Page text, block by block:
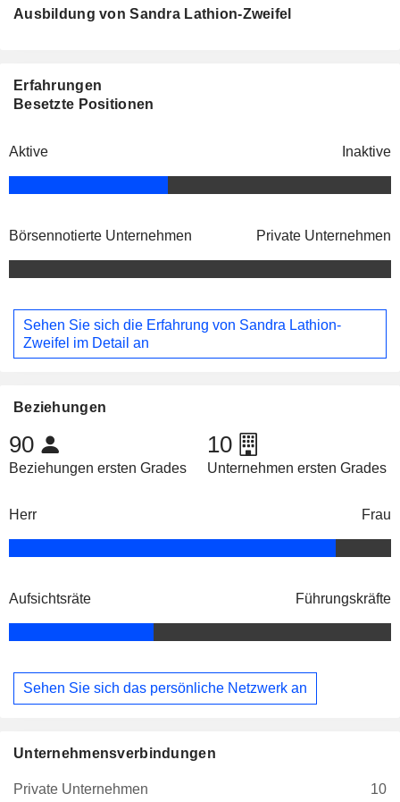
Ausbildung von Sandra Lathion-Zweifel
Erfahrungen
Besetzte Positionen
Aktive Inaktive
Börsennotierte Unternehmen Private Unternehmen
Sehen Sie sich die Erfahrung von Sandra Lathion-
Zweifel im Detail an
Beziehungen
90
Beziehungen ersten Grades
10
Unternehmen ersten Grades
Herr Frau
Aufsichtsräte Führungskräfte
Sehen Sie sich das persönliche Netzwerk an
Unternehmensverbindungen
Private Unternehmen
10